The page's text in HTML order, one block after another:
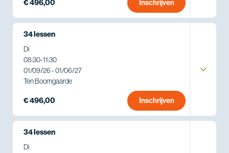
€ 496,00 Inschrijven
34 lessen
Di
08:30-11:30
01/09/26 - 01/06/27
Ten Boomgaarde
€ 496,00 Inschrijven
34 lessen
Di